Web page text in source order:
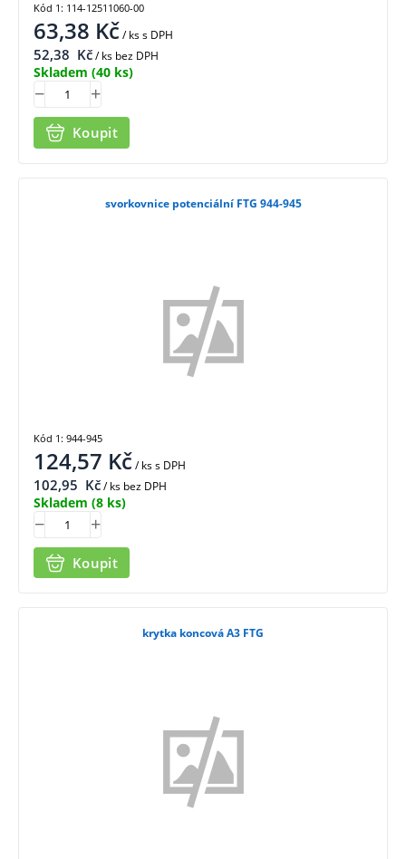
63,38 Kč/ kss DPH
52,38 Kč/ ks bez DPH
Skladem (40 ks)
Koupit
Kód 1: 114-12511060-00
svorkovnice potenciální FTG 944-945
124,57 Kč/ kss DPH
102,95 Kč/ ks bez DPH
Skladem (8 ks)
Koupit
Kód 1: 944-945
krytka koncová A3 FTG